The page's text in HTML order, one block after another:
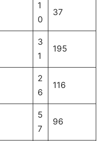
1
0
37
3
1
195
2
6
116
5
7
96